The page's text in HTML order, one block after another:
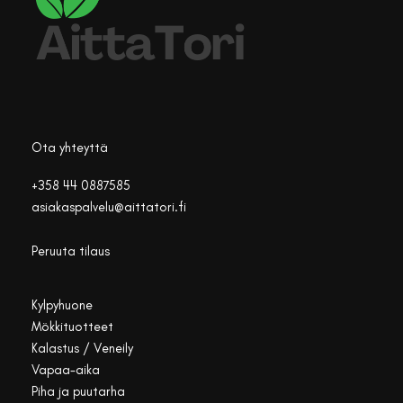
Ota yhteyttä
+358 44 0887585
asiakaspalvelu@aittatori.fi
Peruuta tilaus
Kylpyhuone
Mökkituotteet
Kalastus / Veneily
Vapaa-aika
Piha ja puutarha